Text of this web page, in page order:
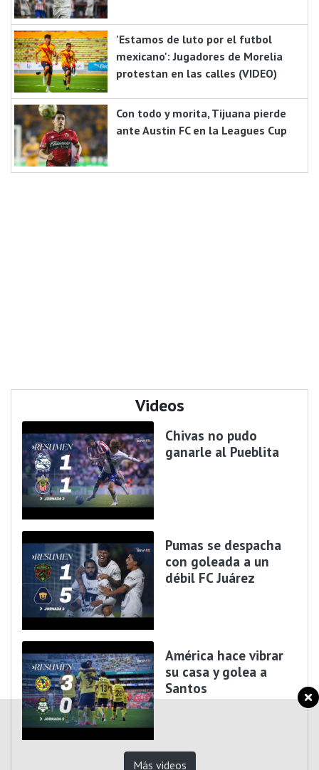
'Estamos de luto por el futbol
mexicano': Jugadores de Morelia
protestan en las calles (VIDEO)
Con todo y morita, Tijuana pierde
ante Austin FC en la Leagues Cup
Videos
Chivas no pudo
ganarle al Pueblita
Pumas se despacha
con goleada a un
débil FC Juárez
América hace vibrar
su casa y golea a
Santos
Más videos